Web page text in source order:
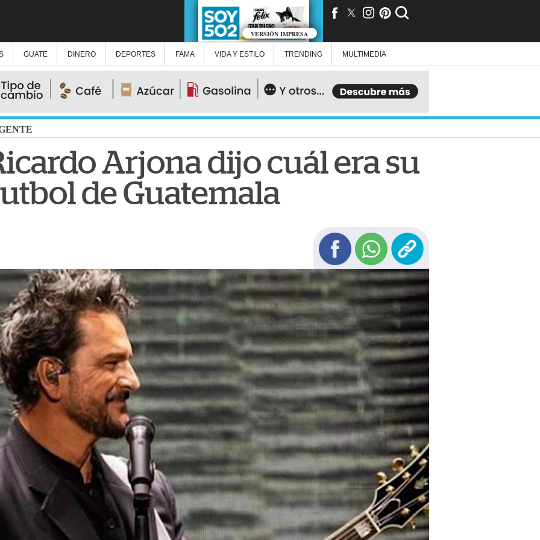
VERSIÓN IMPRESA
GUATE DINERO DEPORTES FAMA VIDA Y ESTILO TRENDING MULTIMEDIA
Arjona dijo cuál era su
de Guatemala